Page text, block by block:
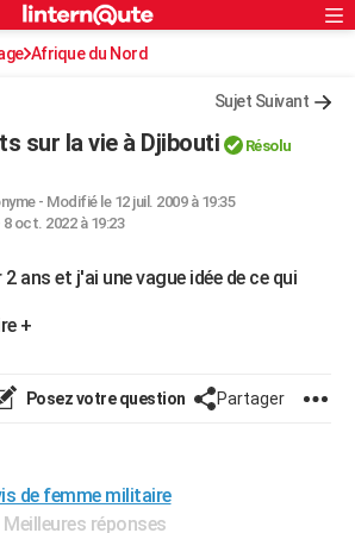
S'inscrire
Connexion
Afrique du Nord
Sujet Suivant
sur la vie à Djibouti Résolu
- Modifié le 12 juil. 2009 à 19:35
8 oct. 2022 à 19:23
ans et j'ai une vague idée de ce qui
+
Posez votre question Partager
de femme militaire
Meilleures réponses